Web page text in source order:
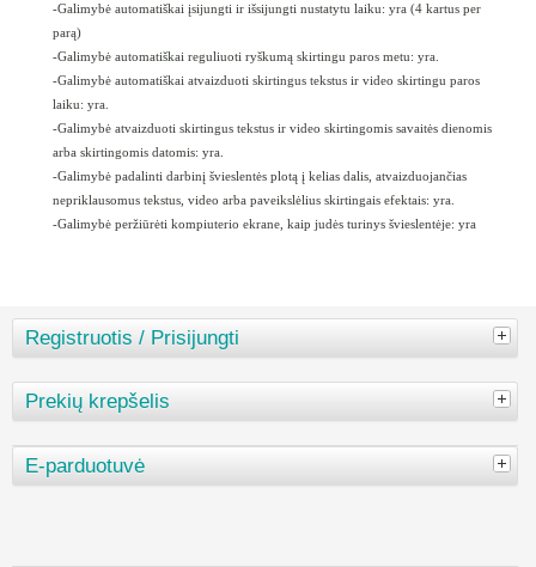
-Galimybė automatiškai įsijungti ir išsijungti nustatytu laiku: yra (4 kartus per
parą)
-Galimybė automatiškai reguliuoti ryškumą skirtingu paros metu: yra.
-Galimybė automatiškai atvaizduoti skirtingus tekstus ir video skirtingu paros
laiku: yra.
-Galimybė atvaizduoti skirtingus tekstus ir video skirtingomis savaitės dienomis
arba skirtingomis datomis: yra.
-Galimybė padalinti darbinį švieslentės plotą į kelias dalis, atvaizduojančias
nepriklausomus tekstus, video arba paveikslėlius skirtingais efektais: yra.
-Galimybė peržiūrėti kompiuterio ekrane, kaip judės turinys švieslentėje: yra
Registruotis / Prisijungti
Prekių krepšelis
E-parduotuvė